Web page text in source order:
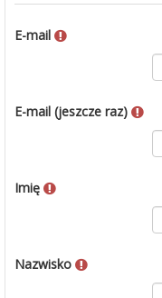
E-mail
E-mail (jeszcze raz)
Imię
Nazwisko